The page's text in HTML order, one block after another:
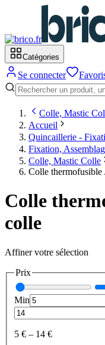
Catégories
Se connecter
Colle, Mastic
Accueil
Quincaillerie -
Fixation,
Colle, Mastic Colle
Colle thermofusible
Colle
colle
Affiner votre sélection
Prix
Min
5 € – 14 €